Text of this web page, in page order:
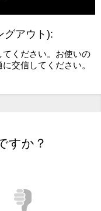
グアウト):
ください。お使いの
交信してください。
すか？